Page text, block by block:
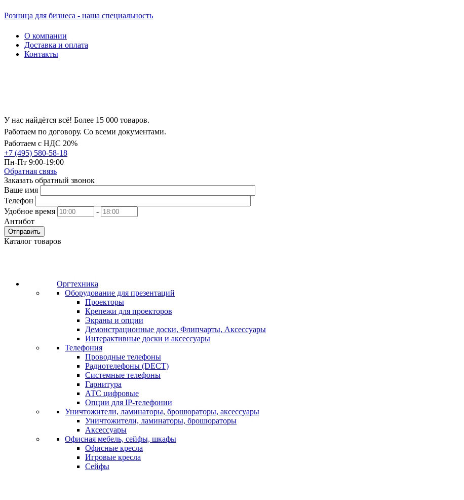
Розница для бизнеса - наша специальность
О компании
Доставка и оплата
Контакты
У нас найдётся всё! Более 15 000 товаров.
Работаем по договору. Со всеми документами.
Работаем с НДС 20%
+7 (495) 580-58-18
Пн-Пт 9:00-19:00
Обратная связь
Заказать обратный звонок
Ваше имя
Телефон
Удобное время
-
Антибот
Отправить
Каталог товаров
Оргтехника
Оборудование для презентаций
Проекторы
Крепежи для проекторов
Экраны и опции
Демонстрационные доски, Флипчарты, Аксессуары
Интерактивные доски и аксессуары
Телефония
Проводные телефоны
Радиотелефоны (DECT)
Системные телефоны
Гарнитура
АТС цифровые
Опции для IP-телефонии
Уничтожители, ламинаторы, брошюраторы, аксессуары
Уничтожители, ламинаторы, брошюраторы
Аксессуары
Офисная мебель, сейфы, шкафы
Офисные кресла
Игровые кресла
Сейфы